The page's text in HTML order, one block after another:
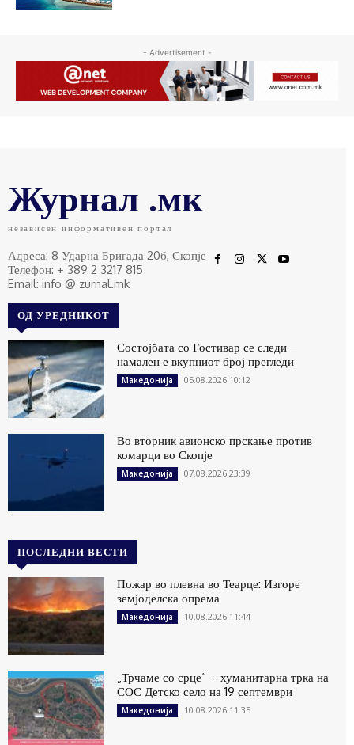
- Advertisement -
Журнал .мк
независен информативен портал
Адреса: 8 Ударна Бригада 20б, Скопје
Телефон: + 389 2 3217 815
Email: info @ zurnal.mk
ОД УРЕДНИКОТ
Состојбата со Гостивар се следи –
намален е вкупниот број прегледи
Македонија 05.08.2026 10:12
Во вторник авионско прскање против
комарци во Скопје
Македонија 07.08.2026 23:39
ПОСЛЕДНИ ВЕСТИ
Пожар во плевна во Теарце: Изгоре
земјоделска опрема
Македонија 10.08.2026 11:44
„Трчаме со срце“ – хуманитарна трка на
СОС Детско село на 19 септември
Македонија 10.08.2026 11:35